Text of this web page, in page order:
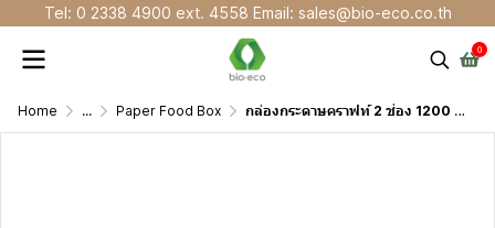
Tel: 0 2338 4900 ext. 4558 Email: sales@bio-eco.co.th
0
Home ... Paper Food Box กล่องกระดาษคราฟท์ 2 ช่อง 1200 มล. พร้อมฝา PET ใส